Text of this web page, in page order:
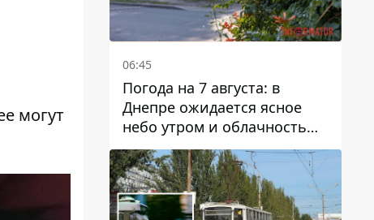
могут
06:45
Погода на 7 августа: в
Днепре ожидается ясное
небо утром и облачность
после обеда